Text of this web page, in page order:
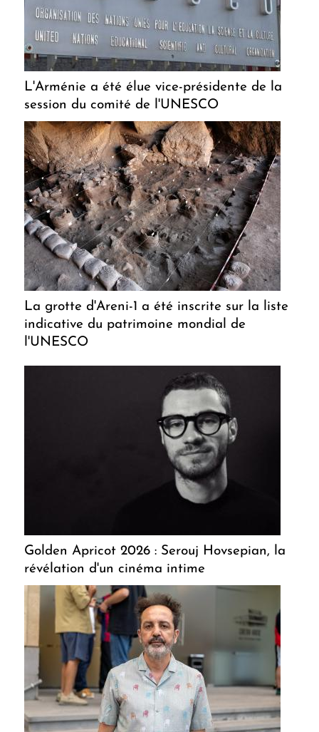
L'Arménie a été élue vice-présidente de la
session du comité de l'UNESCO
La grotte d'Areni-1 a été inscrite sur la liste
indicative du patrimoine mondial de
l'UNESCO
Golden Apricot 2026 : Serouj Hovsepian, la
révélation d'un cinéma intime